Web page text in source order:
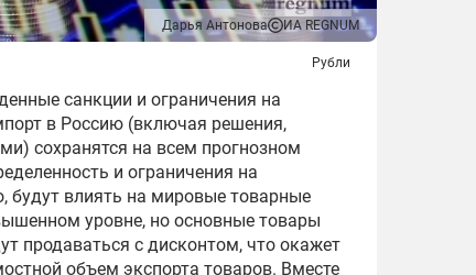
Дарья Антонова ИА REGNUM
Рубли
санкции и ограничения на
в Россию (включая решения,
сохранятся на всем прогнозном
и ограничения на
будут влиять на мировые товарные
уровне, но основные товары
продаваться с дисконтом, что окажет
объем экспорта товаров. Вместе